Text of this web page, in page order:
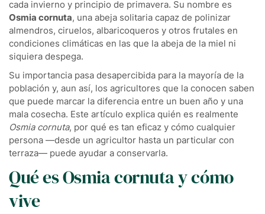
cada invierno y principio de primavera. Su nombre es
Osmia cornuta, una abeja solitaria capaz de polinizar
almendros, ciruelos, albaricoqueros y otros frutales en
condiciones climáticas en las que la abeja de la miel ni
siquiera despega.
Su importancia pasa desapercibida para la mayoría de la
población y, aun así, los agricultores que la conocen saben
que puede marcar la diferencia entre un buen año y una
mala cosecha. Este artículo explica quién es realmente
Osmia cornuta, por qué es tan eficaz y cómo cualquier
persona —desde un agricultor hasta un particular con
terraza— puede ayudar a conservarla.
Qué es Osmia cornuta y cómo
vive